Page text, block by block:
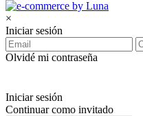
×
Iniciar sesión
Olvidé mi contraseña
Iniciar sesión
Continuar como invitado